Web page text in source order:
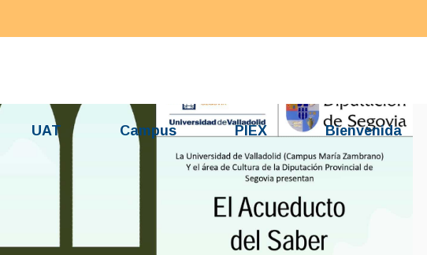
UAT Campus PIEX Bienvenida